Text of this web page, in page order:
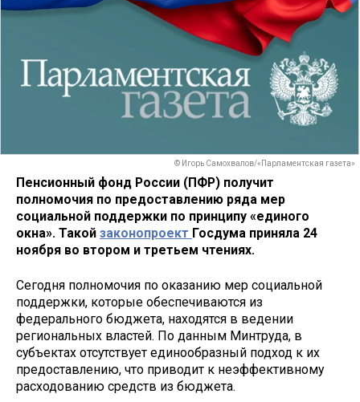
© Игорь Самохвалов/«Парламентская газета»
Пенсионный фонд России (ПФР) получит
полномочия по предоставлению ряда мер
социальной поддержки по принципу «единого
окна». Такой законопроект Госдума приняла 24
ноября во втором и третьем чтениях.
Сегодня полномочия по оказанию мер социальной
поддержки, которые обеспечиваются из
федерального бюджета, находятся в ведении
региональных властей. По данным Минтруда, в
субъектах отсутствует единообразный подход к их
предоставлению, что приводит к неэффективному
расходованию средств из бюджета.